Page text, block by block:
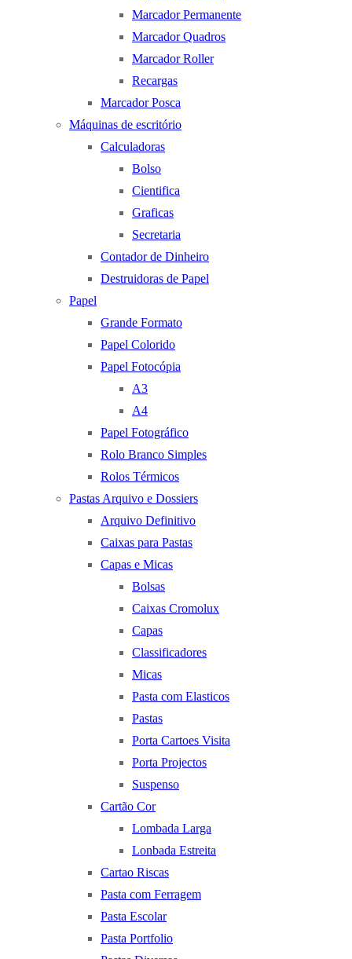
Marcador Permanente
Marcador Quadros
Marcador Roller
Recargas
Marcador Posca
Máquinas de escritório
Calculadoras
Bolso
Cientifica
Graficas
Secretaria
Contador de Dinheiro
Destruidoras de Papel
Papel
Grande Formato
Papel Colorido
Papel Fotocópia
A3
A4
Papel Fotográfico
Rolo Branco Simples
Rolos Térmicos
Pastas Arquivo e Dossiers
Arquivo Definitivo
Caixas para Pastas
Capas e Micas
Bolsas
Caixas Cromolux
Capas
Classificadores
Micas
Pasta com Elasticos
Pastas
Porta Cartoes Visita
Porta Projectos
Suspenso
Cartão Cor
Lombada Larga
Lonbada Estreita
Cartao Riscas
Pasta com Ferragem
Pasta Escolar
Pasta Portfolio